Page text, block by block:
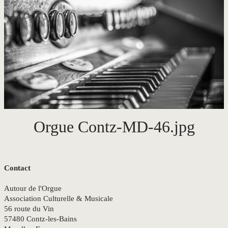
CONTACT
Orgue Contz-MD-46.jpg
Contact
Autour de l'Orgue
Association Culturelle & Musicale
56 route du Vin
57480 Contz-les-Bains